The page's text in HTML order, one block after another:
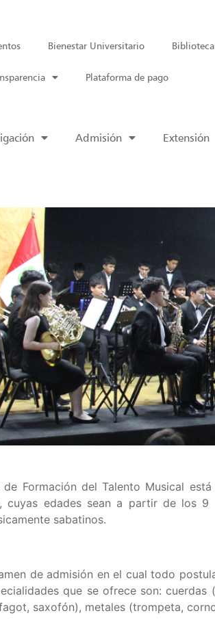
Bienestar Universitario Biblioteca
Plataforma de pago
Admisión Extensión
Formación del Talento Musical
cuyas edades sean a partir de los
sabatinos.
de admisión en el cual todo
que se ofrece son:
saxofón), metales (trompeta,